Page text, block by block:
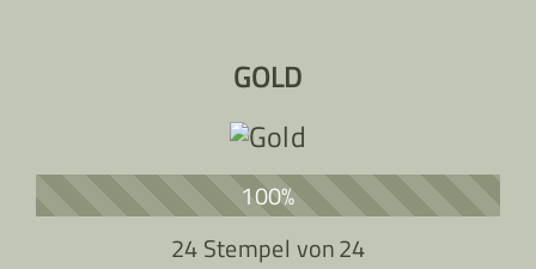
GOLD
100%
24 Stempel von24